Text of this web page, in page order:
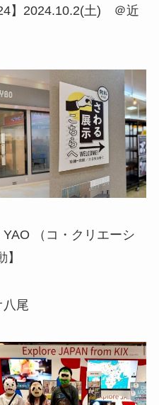
】2024.10.2(土) ＠近
YAO （コ・クリエーシ
尾